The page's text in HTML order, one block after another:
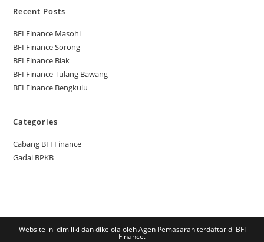
Recent Posts
BFI Finance Masohi
BFI Finance Sorong
BFI Finance Biak
BFI Finance Tulang Bawang
BFI Finance Bengkulu
Categories
Cabang BFI Finance
Gadai BPKB
Website ini dimiliki dan dikelola oleh Agen Pemasaran terdaftar di BFI
Finance.